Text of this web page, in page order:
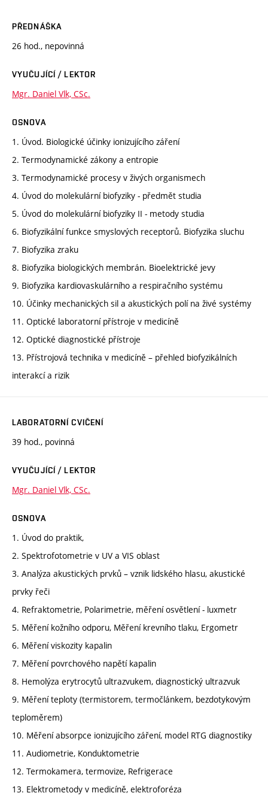
PŘEDNÁŠKA
26 hod., nepovinná
VYUČUJÍCÍ / LEKTOR
Mgr. Daniel Vlk, CSc.
OSNOVA
1. Úvod. Biologické účinky ionizujícího záření
2. Termodynamické zákony a entropie
3. Termodynamické procesy v živých organismech
4. Úvod do molekulární biofyziky - předmět studia
5. Úvod do molekulární biofyziky II - metody studia
6. Biofyzikální funkce smyslových receptorů. Biofyzika sluchu
7. Biofyzika zraku
8. Biofyzika biologických membrán. Bioelektrické jevy
9. Biofyzika kardiovaskulárního a respiračního systému
10. Účinky mechanických sil a akustických polí na živé systémy
11. Optické laboratorní přístroje v medicíně
12. Optické diagnostické přístroje
13. Přístrojová technika v medicíně – přehled biofyzikálních
interakcí a rizik
LABORATORNÍ CVIČENÍ
39 hod., povinná
VYUČUJÍCÍ / LEKTOR
Mgr. Daniel Vlk, CSc.
OSNOVA
1. Úvod do praktik,
2. Spektrofotometrie v UV a VIS oblast
3. Analýza akustických prvků – vznik lidského hlasu, akustické
prvky řeči
4. Refraktometrie, Polarimetrie, měření osvětlení - luxmetr
5. Měření kožního odporu, Měření krevního tlaku, Ergometr
6. Měření viskozity kapalin
7. Měření povrchového napětí kapalin
8. Hemolýza erytrocytů ultrazvukem, diagnostický ultrazvuk
9. Měření teploty (termistorem, termočlánkem, bezdotykovým
teploměrem)
10. Měření absorpce ionizujícího záření, model RTG diagnostiky
11. Audiometrie, Konduktometrie
12. Termokamera, termovize, Refrigerace
13. Elektrometody v medicíně, elektroforéza